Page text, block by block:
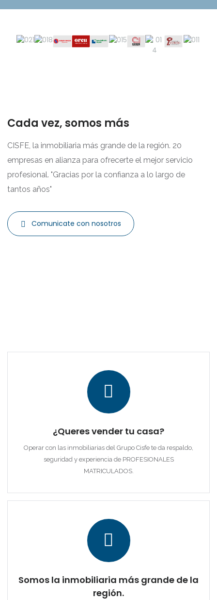
Cada vez, somos más
CISFE, la inmobiliaria más grande de la región. 20
empresas en alianza para ofrecerte el mejor servicio
profesional. "Gracias por la confianza a lo largo de
tantos años"
Comunicate con nosotros
¿Queres vender tu casa?
Operar con las inmobiliarias del Grupo Cisfe te da respaldo,
seguridad y experiencia de PROFESIONALES
MATRICULADOS.
Somos la inmobiliaria más grande de la
región.